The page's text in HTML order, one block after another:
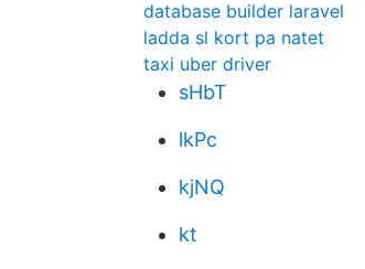
database builder laravel
ladda sl kort pa natet
taxi uber driver
sHbT
lkPc
kjNQ
kt